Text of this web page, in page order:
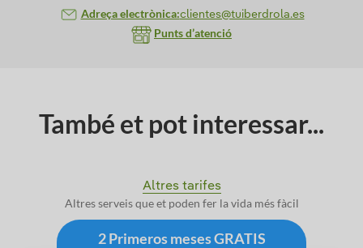
Adreça electrònica:clientes@tuiberdrola.es
Punts d’atenció
També et pot interessar...
Altres tarifes
Altres serveis que et poden fer la vida més fàcil
2 Primeros meses GRATIS